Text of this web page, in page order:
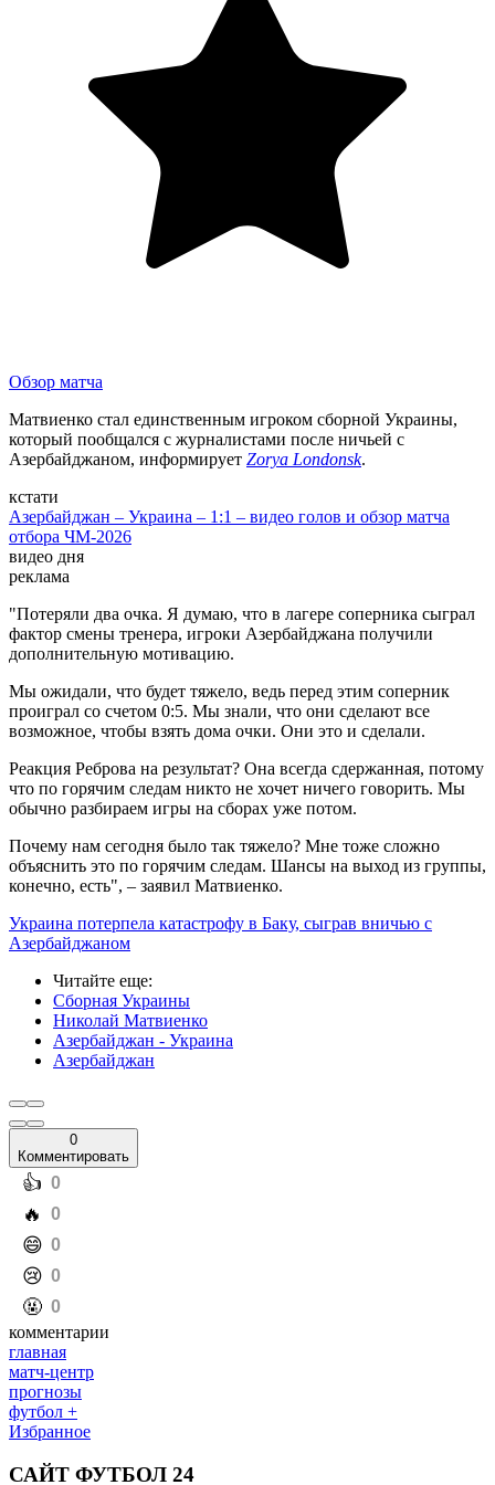
Обзор матча
Матвиенко стал единственным игроком сборной Украины,
который пообщался с журналистами после ничьей с
Азербайджаном, информирует Zorya Londonsk.
кстати
Азербайджан – Украина – 1:1 – видео голов и обзор матча
отбора ЧМ-2026
видео дня
реклама
"Потеряли два очка. Я думаю, что в лагере соперника сыграл
фактор смены тренера, игроки Азербайджана получили
дополнительную мотивацию.
Мы ожидали, что будет тяжело, ведь перед этим соперник
проиграл со счетом 0:5. Мы знали, что они сделают все
возможное, чтобы взять дома очки. Они это и сделали.
Реакция Реброва на результат? Она всегда сдержанная, потому
что по горячим следам никто не хочет ничего говорить. Мы
обычно разбираем игры на сборах уже потом.
Почему нам сегодня было так тяжело? Мне тоже сложно
объяснить это по горячим следам. Шансы на выход из группы,
конечно, есть", – заявил Матвиенко.
Украина потерпела катастрофу в Баку, сыграв вничью с
Азербайджаном
Читайте еще:
Сборная Украины
Николай Матвиенко
Азербайджан - Украина
Азербайджан
0
Комментировать
️👍 0
️🔥 0
️😄 0
️😢 0
️🤬 0
комментарии
главная
матч-центр
прогнозы
футбол +
Избранное
САЙТ ФУТБОЛ 24